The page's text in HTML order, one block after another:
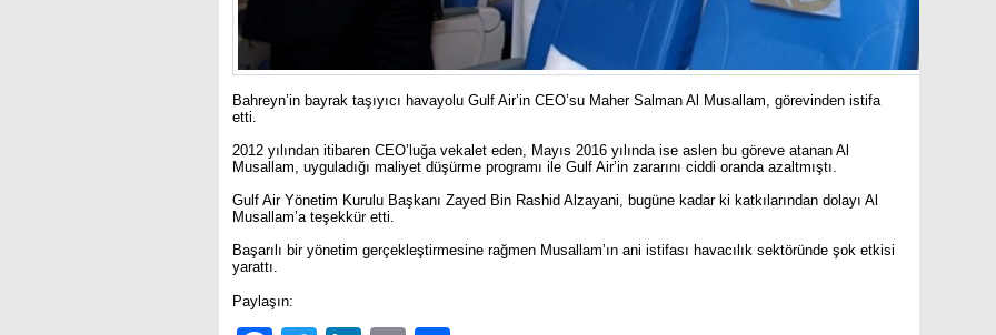
Bahreyn’in bayrak taşıyıcı havayolu Gulf Air’in CEO’su Maher Salman Al Musallam, görevinden istifa
etti.
2012 yılından itibaren CEO’luğa vekalet eden, Mayıs 2016 yılında ise aslen bu göreve atanan Al
Musallam, uyguladığı maliyet düşürme programı ile Gulf Air’in zararını ciddi oranda azaltmıştı.
Gulf Air Yönetim Kurulu Başkanı Zayed Bin Rashid Alzayani, bugüne kadar ki katkılarından dolayı Al
Musallam’a teşekkür etti.
Başarılı bir yönetim gerçekleştirmesine rağmen Musallam’ın ani istifası havacılık sektöründe şok etkisi
yarattı.
Paylaşın: